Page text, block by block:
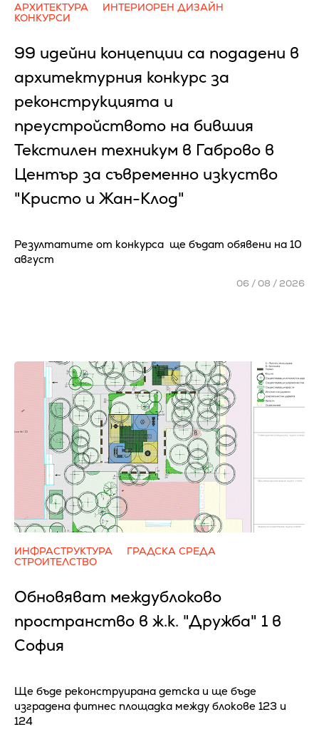
АРХИТЕКТУРА
ИНТЕРИОРЕН ДИЗАЙН
КОНКУРСИ
99 идейни концепции са подадени в
архитектурния конкурс за
реконструкцията и
преустройството на бившия
Текстилен техникум в Габрово в
Център за съвременно изкуство
"Кристо и Жан-Клод"
Резултатите от конкурса ще бъдат обявени на 10
август
06 / 08 / 2026
ИНФРАСТРУКТУРА
ГРАДСКА СРЕДА
СТРОИТЕЛСТВО
Обновяват междублоково
пространство в ж.к. "Дружба" 1 в
София
Ще бъде реконструирана детска и ще бъде
изградена фитнес площадка между блокове 123 и
124